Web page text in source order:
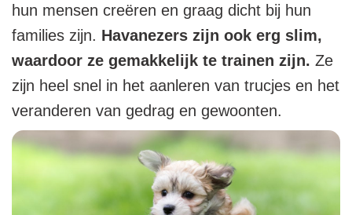
hun mensen creëren en graag dicht bij hun
families zijn. Havanezers zijn ook erg slim,
waardoor ze gemakkelijk te trainen zijn. Ze
zijn heel snel in het aanleren van trucjes en het
veranderen van gedrag en gewoonten.